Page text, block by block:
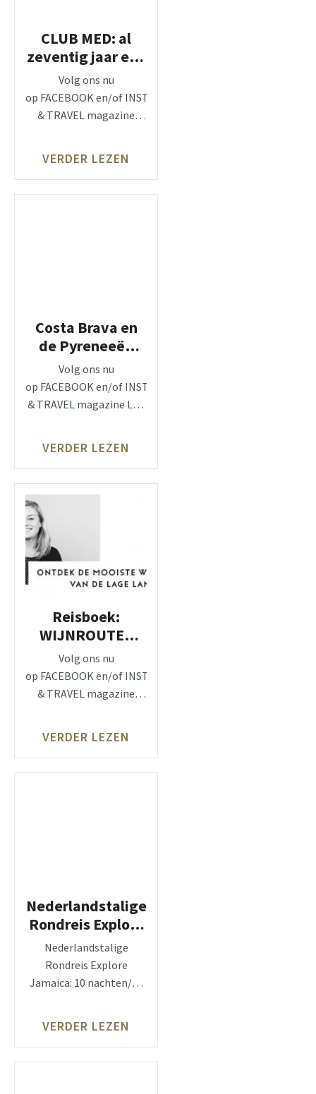
CLUB MED: al
zeventig jaar een
succesverhaal
Volg ons nu
op FACEBOOK en/of INSTAGRAM, zie: LUX
& TRAVEL magazine
VERDER LEZEN
Costa Brava en
de Pyreneeën
van Girona,
Volg ons nu
op FACEBOOK en/of INSTAGRAM, zie: LUX
& TRAVEL magazine LUX
VERDER LEZEN
Reisboek:
WIJNROUTES
BENELUX
Volg ons nu
op FACEBOOK en/of INSTAGRAM, zie: LUX
& TRAVEL magazine
VERDER LEZEN
Nederlandstalige
Rondreis Explore
Jamaica
Nederlandstalige
Rondreis Explore
Jamaica: 10 nachten/11
VERDER LEZEN